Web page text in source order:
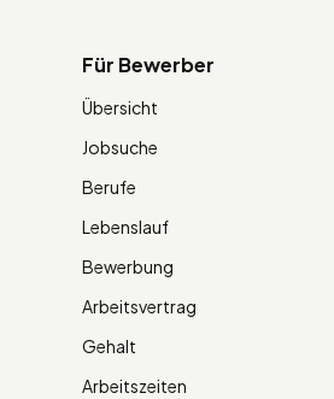
Für Bewerber
Übersicht
Jobsuche
Berufe
Lebenslauf
Bewerbung
Arbeitsvertrag
Gehalt
Arbeitszeiten